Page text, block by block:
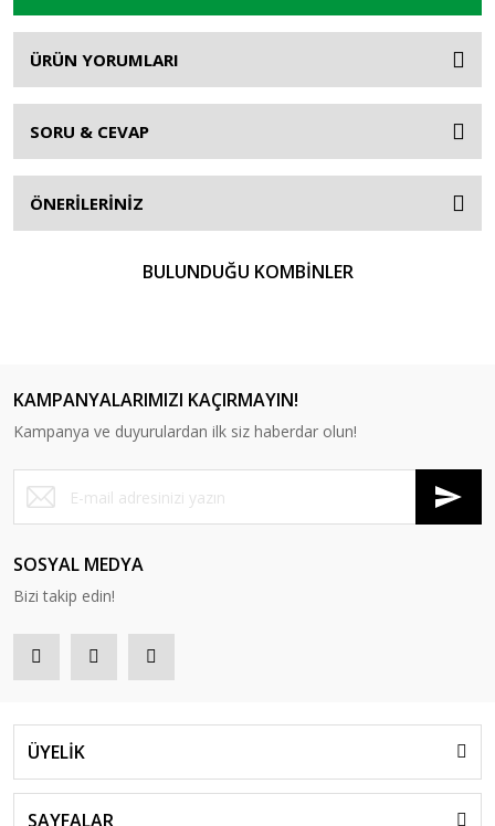
ÜRÜN YORUMLARI
SORU & CEVAP
ÖNERİLERİNİZ
BULUNDUĞU KOMBİNLER
KAMPANYALARIMIZI KAÇIRMAYIN!
Kampanya ve duyurulardan ilk siz haberdar olun!
SOSYAL MEDYA
Bizi takip edin!
ÜYELİK
SAYFALAR